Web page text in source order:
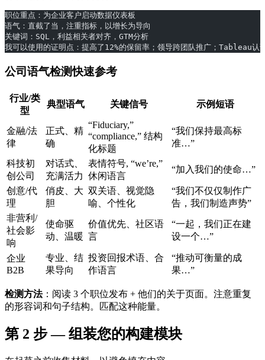
职位重点：为企业客户启动数据仪表板
语气：直截了当，注重指标，以增长为导向
关键词：SQL，利益相关者对齐，GTM分析
我可以使用的证明点：提高了12%的保留率；领导跨团队推广；Tableau认
公司语气检测快速参考
行业/类
型
典型语气 关键信号 示例短语
金融/法
律
正式、精
确
“Fiduciary,”
“compliance,” 结构
化标题
“我们保持最高标
准…”
科技初
创公司
对话式、
充满活力
表情符号, “we’re,”
休闲语言
“加入我们的使命…”
创意/代
理
俏皮、大
胆
双关语、视觉隐
喻、个性化
“我们不仅仅制作广
告，我们制造声势”
非营利/
社会影
响
使命驱
动、温暖
价值优先、社区语
言
“一起，我们正在建
设一个…”
企业
B2B
专业、结
果导向
投资回报术语、合
作语言
“推动可衡量的成
果…”
检测方法：阅读 3 个职位发布 + 他们的关于页面。注意重复
的形容词和句子结构。匹配这种能量。
第 2 步 — 组装您的构建模块